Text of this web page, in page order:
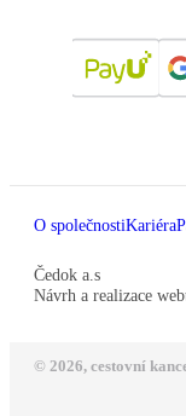
O společnostiKariéra
Čedok a.s
Návrh a realizace
© 2026, cestovní